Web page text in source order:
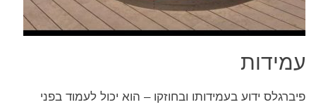
עמידות
פיברגלס ידוע בעמידותו ובחוזקו – הוא יכול לעמוד בפני